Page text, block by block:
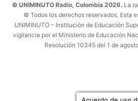
© UNIMINUTO Radio, Colombia 2026. La
© Todos los derechos reservados. Esta
UNIMINUTO – Institución de Educación
vigilancia por el Ministerio de Educación
Resolución 10345 del 1 de